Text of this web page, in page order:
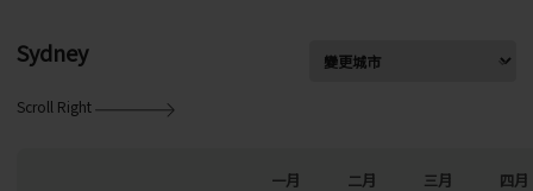
Sydney
Scroll Right
一月 二月 三月 四月